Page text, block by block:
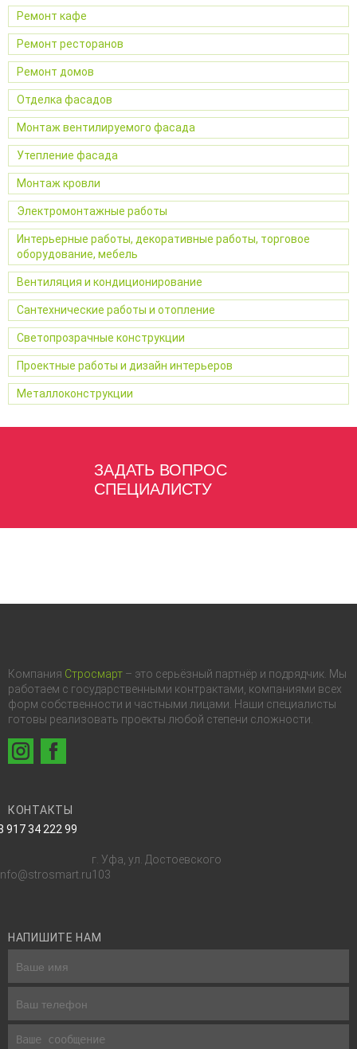
Ремонт кафе
Ремонт ресторанов
Ремонт домов
Отделка фасадов
Монтаж вентилируемого фасада
Утепление фасада
Монтаж кровли
Электромонтажные работы
Интерьерные работы, декоративные работы, торговое
оборудование, мебель
Вентиляция и кондиционирование
Сантехнические работы и отопление
Светопрозрачные конструкции
Проектные работы и дизайн интерьеров
Металлоконструкции
ЗАДАТЬ ВОПРОС
СПЕЦИАЛИСТУ
Компания Стросмарт – это серьёзный партнёр и подрядчик. Мы
работаем с государственными контрактами, компаниями всех
форм собственности и частными лицами. Наши специалисты
готовы реализовать проекты любой степени сложности.
КОНТАКТЫ
917 34 222 99
г. Уфа, ул. Достоевского
103
НАПИШИТЕ НАМ